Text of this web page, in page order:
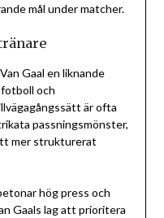
mål under matcher.
Gaal en liknande
och
är ofta
passningsmönster,
mer strukturerat
hög press och
Gaals lag att prioritera